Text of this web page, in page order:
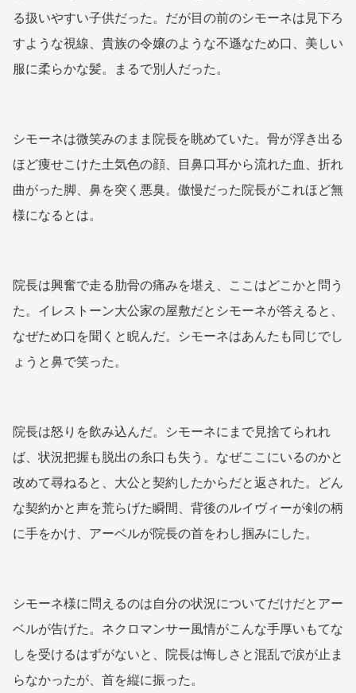
る扱いやすい子供だった。だが目の前のシモーネは見下ろ
すような視線、貴族の令嬢のような不遜なため口、美しい
服に柔らかな髪。まるで別人だった。
シモーネは微笑みのまま院長を眺めていた。骨が浮き出る
ほど痩せこけた土気色の顔、目鼻口耳から流れた血、折れ
曲がった脚、鼻を突く悪臭。傲慢だった院長がこれほど無
様になるとは。
院長は興奮で走る肋骨の痛みを堪え、ここはどこかと問う
た。イレストーン大公家の屋敷だとシモーネが答えると、
なぜため口を聞くと睨んだ。シモーネはあんたも同じでし
ょうと鼻で笑った。
院長は怒りを飲み込んだ。シモーネにまで見捨てられれ
ば、状況把握も脱出の糸口も失う。なぜここにいるのかと
改めて尋ねると、大公と契約したからだと返された。どん
な契約かと声を荒らげた瞬間、背後のルイヴィーが剣の柄
に手をかけ、アーベルが院長の首をわし掴みにした。
シモーネ様に問えるのは自分の状況についてだけだとアー
ベルが告げた。ネクロマンサー風情がこんな手厚いもてな
しを受けるはずがないと、院長は悔しさと混乱で涙が止ま
らなかったが、首を縦に振った。